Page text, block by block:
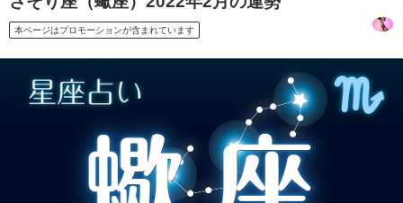
本ページはプロモーションが含まれています